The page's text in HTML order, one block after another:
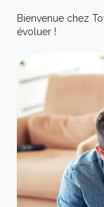
Bienvenue chez
évoluer !